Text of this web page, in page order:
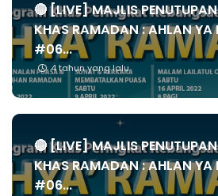
🔴 [LIVE] MAJLIS
KHAS RAMADAN : AHLAN
#06...
4 tahun yang lalu
🔴 [LIVE] MAJLIS
KHAS RAMADAN : AHLAN
#06...